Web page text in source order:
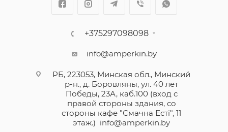
+375297098098
info@amperkin.by
РБ, 223053, Минская обл., Минский
р-н., д. Боровляны, ул. 40 лет
Победы, 23А, каб.100 (вход с
правой стороны здания, со
стороны кафе "Смачна Естi", 11
этаж.) info@amperkin.by